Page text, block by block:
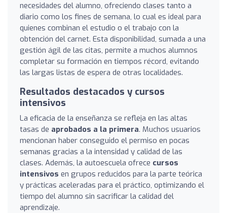
necesidades del alumno, ofreciendo clases tanto a
diario como los fines de semana, lo cual es ideal para
quienes combinan el estudio o el trabajo con la
obtención del carnet. Esta disponibilidad, sumada a una
gestión ágil de las citas, permite a muchos alumnos
completar su formación en tiempos récord, evitando
las largas listas de espera de otras localidades.
Resultados destacados y cursos
intensivos
La eficacia de la enseñanza se refleja en las altas
tasas de aprobados a la primera. Muchos usuarios
mencionan haber conseguido el permiso en pocas
semanas gracias a la intensidad y calidad de las
clases. Además, la autoescuela ofrece cursos
intensivos en grupos reducidos para la parte teórica
y prácticas aceleradas para el práctico, optimizando el
tiempo del alumno sin sacrificar la calidad del
aprendizaje.